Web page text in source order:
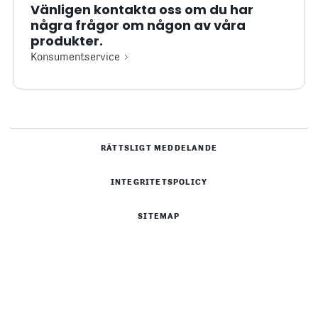
Vänligen kontakta oss om du har
några frågor om någon av våra
produkter.
Konsumentservice
RÄTTSLIGT MEDDELANDE
INTEGRITETSPOLICY
SITEMAP